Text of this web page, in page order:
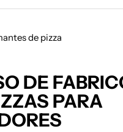
de pizza
DE
PARA